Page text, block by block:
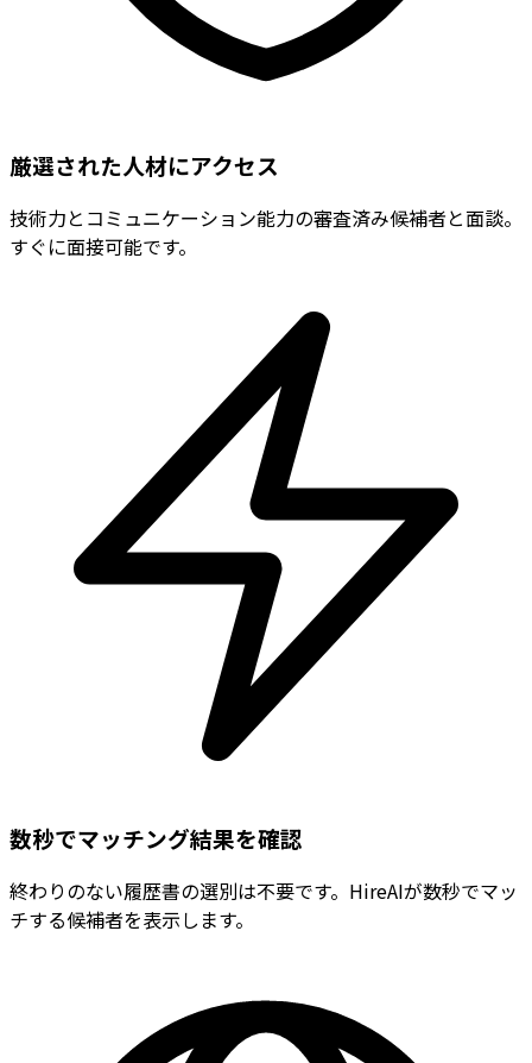
厳選された人材にアクセス
技術力とコミュニケーション能力の審査済み候補者と面談。
すぐに面接可能です。
数秒でマッチング結果を確認
終わりのない履歴書の選別は不要です。HireAIが数秒でマッ
チする候補者を表示します。